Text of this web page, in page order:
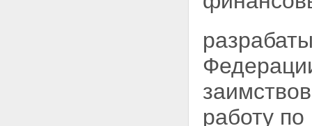
работу